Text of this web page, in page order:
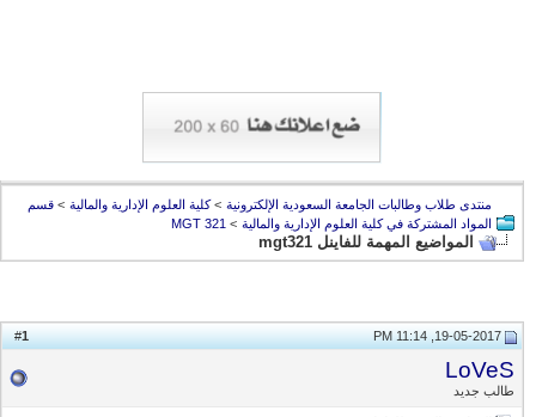
منتدى طلاب وطالبات الجامعة السعودية الإلكترونية > كلية العلوم الإدارية والمالية > قسم
المواد المشتركة في كلية العلوم الإدارية والمالية >
MGT 321
المواضيع المهمة للفاينل mgt321
19-05-2017, 11:14 PM
LoVeS
طالب جديد